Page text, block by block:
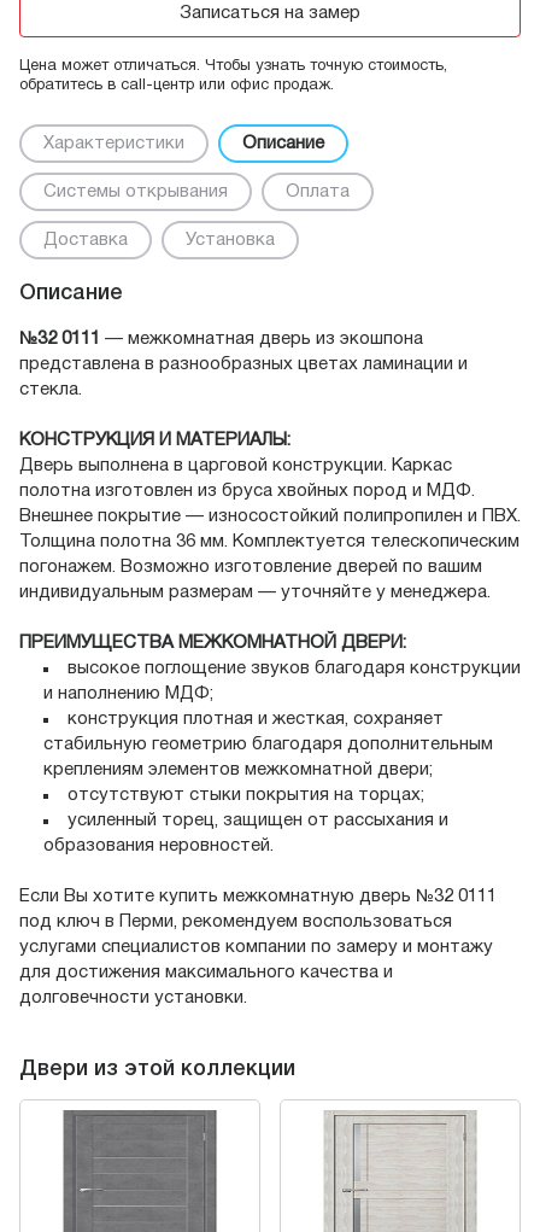
Записаться на замер
Цена может отличаться. Чтобы узнать точную стоимость,
обратитесь в call-центр или офис продаж.
Характеристики Описание
Системы открывания Оплата
Доставка Установка
Описание
№32 0111 — межкомнатная дверь из экошпона
представлена в разнообразных цветах ламинации и
стекла.
КОНСТРУКЦИЯ И МАТЕРИАЛЫ:
Дверь выполнена в царговой конструкции. Каркас
полотна изготовлен из бруса хвойных пород и МДФ.
Внешнее покрытие — износостойкий полипропилен и ПВХ.
Толщина полотна 36 мм. Комплектуется телескопическим
погонажем. Возможно изготовление дверей по вашим
индивидуальным размерам — уточняйте у менеджера.
ПРЕИМУЩЕСТВА МЕЖКОМНАТНОЙ ДВЕРИ:
высокое поглощение звуков благодаря конструкции
и наполнению МДФ;
конструкция плотная и жесткая, сохраняет
стабильную геометрию благодаря дополнительным
креплениям элементов межкомнатной двери;
отсутствуют стыки покрытия на торцах;
усиленный торец, защищен от рассыхания и
образования неровностей.
Если Вы хотите купить межкомнатную дверь №32 0111
под ключ в Перми, рекомендуем воспользоваться
услугами специалистов компании по замеру и монтажу
для достижения максимального качества и
долговечности установки.
Двери из этой коллекции